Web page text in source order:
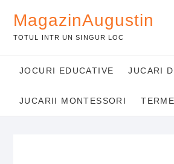
content
MagazinAugustin
TOTUL INTR UN SINGUR LOC
JOCURI EDUCATIVE JUCARI
JUCARII MONTESSORI